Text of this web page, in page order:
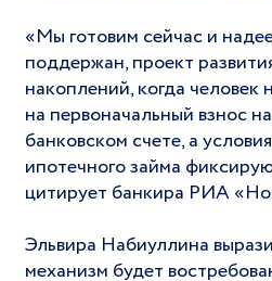
«Мы готовим сейчас и
поддержан, проект
накоплений, когда человек
на первоначальный взнос
банковском счете, а
ипотечного займа
цитирует банкира РИА
Эльвира Набиуллина
механизм будет